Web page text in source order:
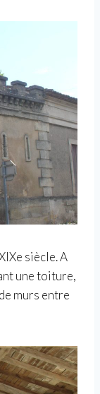
siècle. A
une toiture,
murs entre